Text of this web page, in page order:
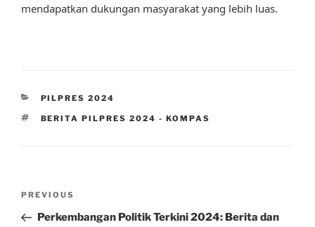
mendapatkan dukungan masyarakat yang lebih luas.
CATEGORIES
PILPRES 2024
TAGS
BERITA PILPRES 2024 - KOMPAS
Previous
Post
PREVIOUS
Perkembangan Politik Terkini 2024: Berita dan